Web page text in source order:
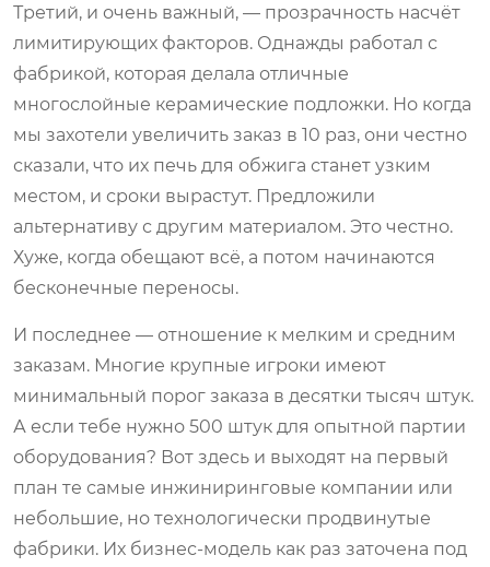
Третий, и очень важный, — прозрачность насчёт
лимитирующих факторов. Однажды работал с
фабрикой, которая делала отличные
многослойные керамические подложки. Но когда
мы захотели увеличить заказ в 10 раз, они честно
сказали, что их печь для обжига станет узким
местом, и сроки вырастут. Предложили
альтернативу с другим материалом. Это честно.
Хуже, когда обещают всё, а потом начинаются
бесконечные переносы.
И последнее — отношение к мелким и средним
заказам. Многие крупные игроки имеют
минимальный порог заказа в десятки тысяч штук.
А если тебе нужно 500 штук для опытной партии
оборудования? Вот здесь и выходят на первый
план те самые инжиниринговые компании или
небольшие, но технологически продвинутые
фабрики. Их бизнес-модель как раз заточена под